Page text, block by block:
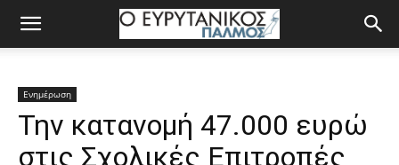
Ενημέρωση
Την κατανομή 47.000 ευρώ
στις Σχολικές Επιτροπές